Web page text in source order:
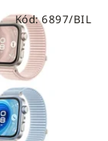
Kód:6897/BIL